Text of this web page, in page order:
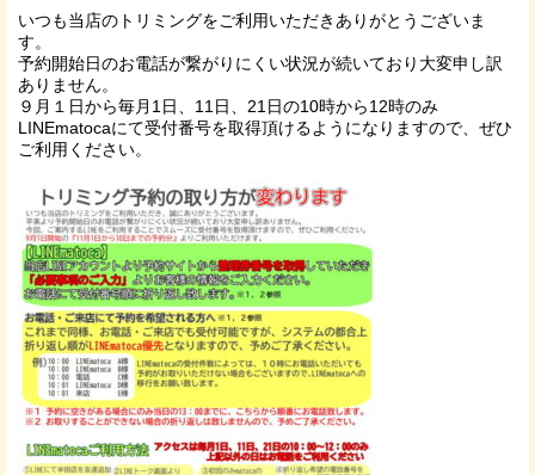
いつも当店のトリミングをご利用いただきありがとうございま
す。
予約開始日のお電話が繋がりにくい状況が続いており大変申し訳
ありません。
９月１日から毎月1日、11日、21日の10時から12時のみ
LINEmatocaにて受付番号を取得頂けるようになりますので、ぜひ
ご利用ください。